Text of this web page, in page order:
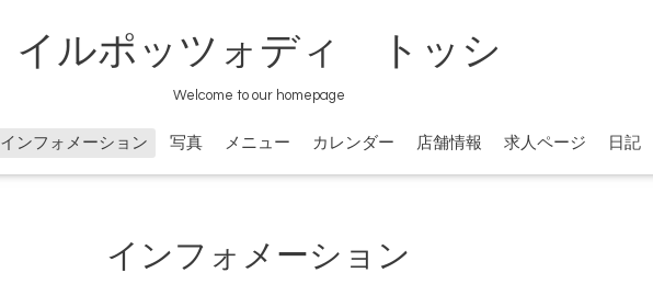
イルポッツォディ トッシ
Welcome to our homepage
インフォメーション 写真 メニュー カレンダー 店舗情報 求人ページ 日記
インフォメーション